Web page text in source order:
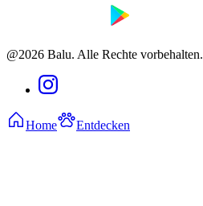
@2026 Balu. Alle Rechte vorbehalten.
Home Entdecken